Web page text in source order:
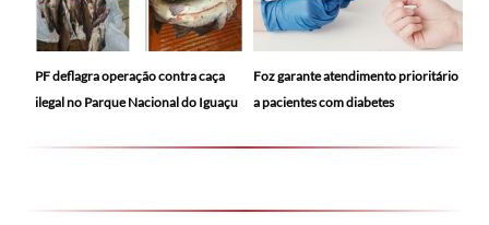
PF deflagra operação contra caça
ilegal no Parque Nacional do Iguaçu
Foz garante atendimento prioritário
a pacientes com diabetes